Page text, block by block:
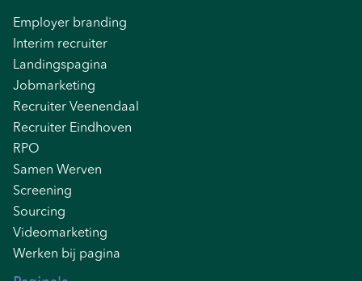
Employer branding
Interim recruiter
Landingspagina
Jobmarketing
Recruiter Veenendaal
Recruiter Eindhoven
RPO
Samen Werven
Screening
Sourcing
Videomarketing
Werken bij pagina